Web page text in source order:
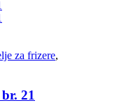
za frizere,
21